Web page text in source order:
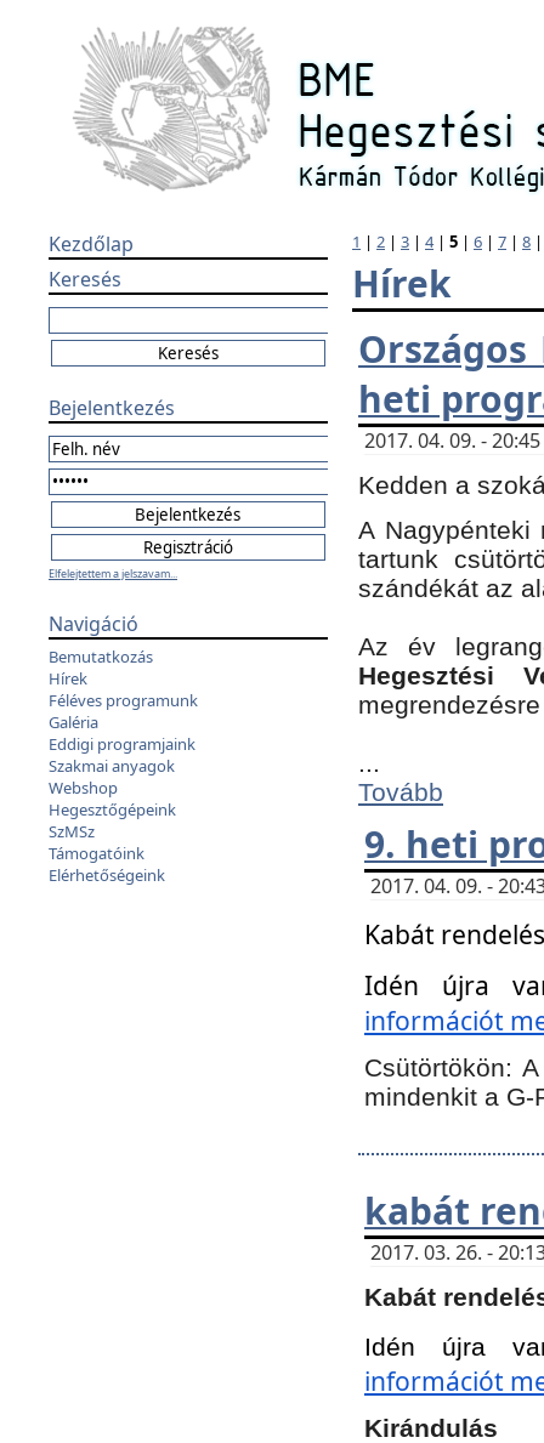
Kezdőlap
Keresés
Bejelentkezés
Elfelejtettem a jelszavam...
Navigáció
Bemutatkozás
Hírek
Féléves programunk
Galéria
Eddigi programjaink
Szakmai anyagok
Webshop
Hegesztőgépeink
SzMSz
Támogatóink
Elérhetőségeink
1 | 2 | 3 | 4| 5 | 6 | 7 | 8
Hírek
Országos
heti
2017. 04. 09. -
Kedden a
A Nagypénteki
tartunk
szándékát az
Az év
Hegesztési
...
Tovább
9. heti
2017. 04. 09. -
Kabát
Idén újra
információt
Csütörtökön:A
mindenkit a G-
kabát
2017. 03. 26. -
Kabát
Idén újra
információt
Kirándulás